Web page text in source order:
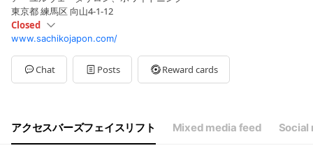
東京都 練馬区 向山4-1-12
Closed
SunClosed
Mon10:00 - 19:00
Tue10:00 - 19:00
Wed10:00 - 19:00
10:00 - 19:00
祭日営業
www.sachikojapon.com/
Chat Posts Reward cards
アクセスバーズフェイスリフト Mixed media feed Social